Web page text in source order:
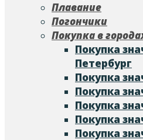
Плавание
Погончики
Покупка в
Покупка
Петербург
Покупка
Покупка
Покупка
Покупка
Покупка